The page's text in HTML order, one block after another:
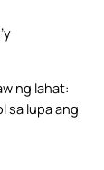
ng lahat:
sa lupa ang